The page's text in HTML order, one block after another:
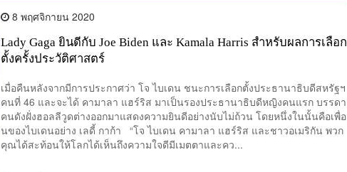
8 พฤศจิกายน 2020
Lady Gaga ยินดีกับ Joe Biden และ Kamala Harris สำหรับผลการเลือก
ตั้งครั้งประวัติศาสตร์
เมื่อคืนหลังจากมีการประกาศว่า โจ ไบเดน ชนะการเลือกตั้งประธานาธิบดีสหรัฐฯ
คนที่ 46 และจะได้ คามาลา แฮร์ริส มาเป็นรองประธานาธิบดีหญิงคนแรก บรรดา
คนดังฝั่งฮอลลีวูดต่างออกมาแสดงความยินดีอย่างนับไม่ถ้วน โดยหนึ่งในนั้นคือเพื่อ
นของไบเดนอย่าง เลดี้ กาก้า “โจ ไบเดน คามาลา แฮร์ริส และชาวอเมริกัน พวก
คุณได้สะท้อนให้โลกได้เห็นถึงความใจดีมีเมตตาและคว...